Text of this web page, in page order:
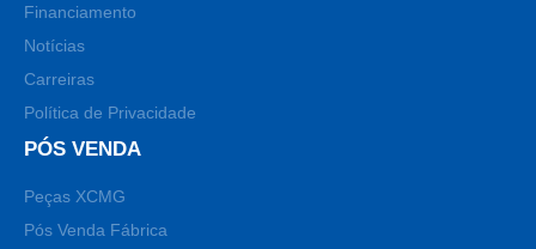
Financiamento
Notícias
Carreiras
Política de Privacidade
PÓS VENDA
Peças XCMG
Pós Venda Fábrica